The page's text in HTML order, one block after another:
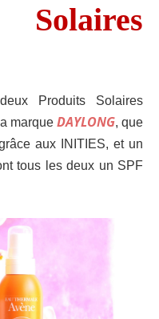
Produits Solaires
marque DAYLONG, que
aux INITIES, et un
tous les deux un SPF